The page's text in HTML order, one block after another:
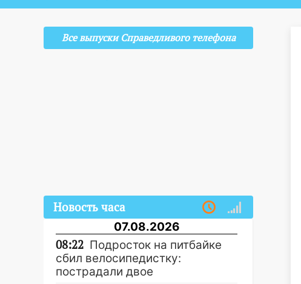
Все выпуски Справедливого телефона
Новость часа
07.08.2026
08:22 Подросток на питбайке
сбил велосипедистку:
пострадали двое